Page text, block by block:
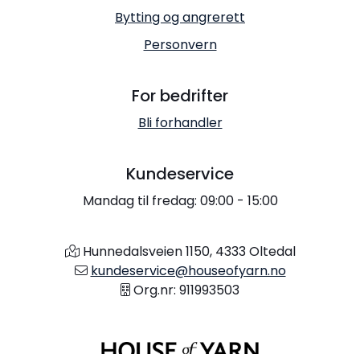
Bytting og angrerett
Personvern
For bedrifter
Bli forhandler
Kundeservice
Mandag til fredag: 09:00 - 15:00
Hunnedalsveien 1150, 4333 Oltedal
kundeservice@houseofyarn.no
Org.nr: 911993503